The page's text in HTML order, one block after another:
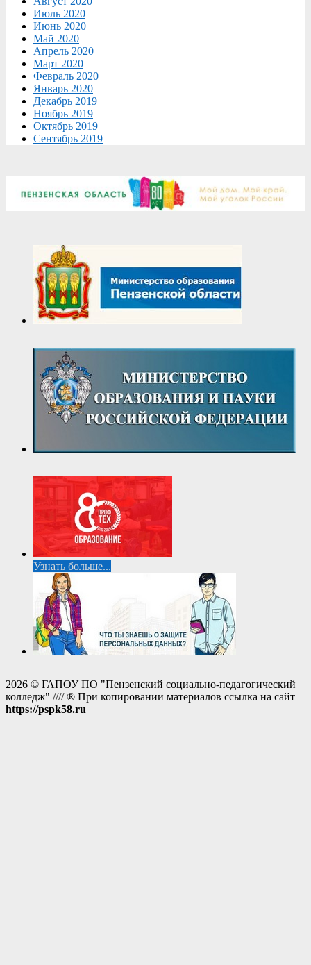
Июль 2020
Июнь 2020
Май 2020
Апрель 2020
Март 2020
Февраль 2020
Январь 2020
Декабрь 2019
Ноябрь 2019
Октябрь 2019
Сентябрь 2019
Узнать больше...
2026 © ГАПОУ ПО "Пензенский социально-педагогический
колледж" //// ® При копировании материалов ссылка на сайт
https://pspk58.ru